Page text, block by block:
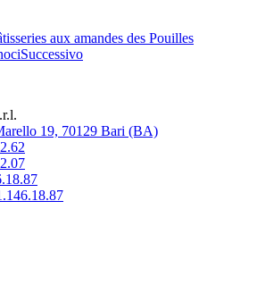
aux amandes des Pouilles
Successivo
19, 70129 Bari (BA)